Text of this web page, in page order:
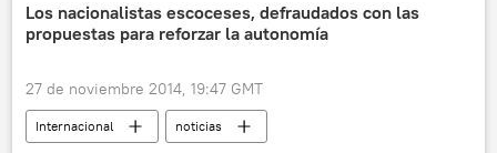
Los nacionalistas escoceses, defraudados con las
propuestas para reforzar la autonomía
27 de noviembre 2014, 19:47 GMT
Internacional noticias